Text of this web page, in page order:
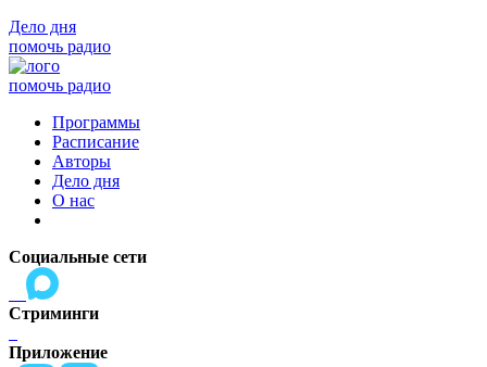
Дело дня
помочь радио
помочь радио
Программы
Расписание
Авторы
Дело дня
О нас
Социальные сети
Стриминги
Приложение